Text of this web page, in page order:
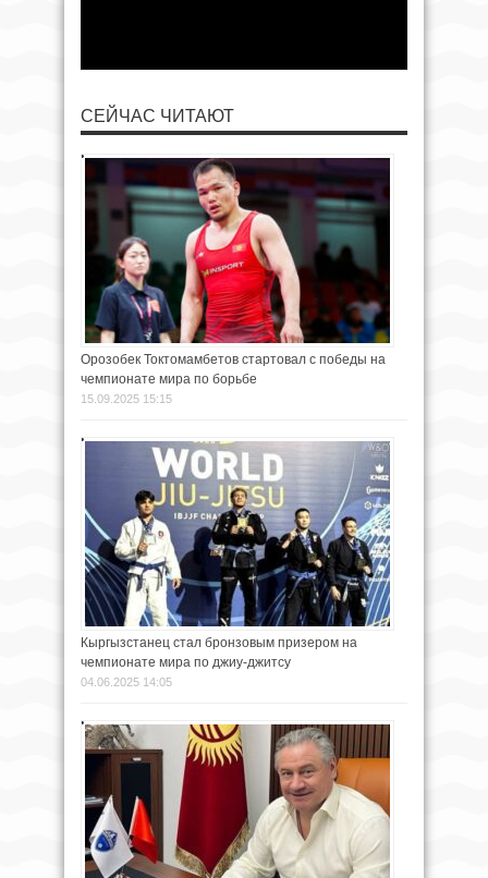
СЕЙЧАС ЧИТАЮТ
Орозобек Токтомамбетов стартовал с победы на
чемпионате мира по борьбе
15.09.2025 15:15
Кыргызстанец стал бронзовым призером на
чемпионате мира по джиу-джитсу
04.06.2025 14:05